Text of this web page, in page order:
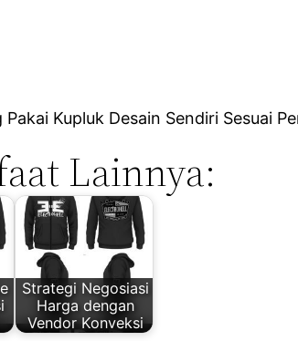
Kupluk Desain Sendiri Sesuai
Lainnya:
Strategi Negosiasi
Harga dengan
Vendor Konveksi